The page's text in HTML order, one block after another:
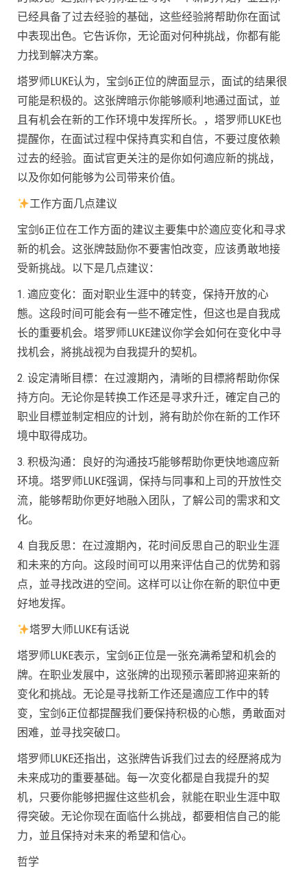
已经具备了过去经验的基础，这些经验將帮助你在面试
中表现出色。它告诉你，无论面对何种挑战，你都有能
力找到解决方案。
塔罗师LUKE认为，宝剑6正位的牌面显示，面试的结果很
可能是积极的。这张牌暗示你能够顺利地通过面试，並
且有机会在新的工作环境中发挥所长。，塔罗师LUKE也
提醒你，在面试过程中保持真实和自信，不要过度依赖
过去的经验。面试官更关注的是你如何適应新的挑战，
以及你如何能够为公司带来价值。
工作方面几点建议
宝剑6正位在工作方面的建议主要集中於適应变化和寻求
新的机会。这张牌鼓励你不要害怕改变，应该勇敢地接
受新挑战。以下是几点建议：
1. 適应变化：面对职业生涯中的转变，保持开放的心
態。这段时间可能会有一些不確定性，但这也是自我成
长的重要机会。塔罗师LUKE建议你学会如何在变化中寻
找机会，將挑战视为自我提升的契机。
2. 设定清晰目標：在过渡期內，清晰的目標將帮助你保
持方向。无论你是转换工作还是寻求升迁，確定自己的
职业目標並制定相应的计划，將有助於你在新的工作环
境中取得成功。
3. 积极沟通：良好的沟通技巧能够帮助你更快地適应新
环境。塔罗师LUKE强调，保持与同事和上司的开放性交
流，能够帮助你更好地融入团队，了解公司的需求和文
化。
4. 自我反思：在过渡期內，花时间反思自己的职业生涯
和未来的方向。这段时间可以用来评估自己的优势和弱
点，並寻找改进的空间。这样可以让你在新的职位中更
好地发挥。
塔罗大师LUKE有话说
塔罗师LUKE表示，宝剑6正位是一张充满希望和机会的
牌。在职业发展中，这张牌的出现预示著即將迎来新的
变化和挑战。无论是寻找新工作还是適应工作中的转
变，宝剑6正位都提醒我们要保持积极的心態，勇敢面对
困难，並寻找突破口。
塔罗师LUKE还指出，这张牌告诉我们过去的经歷將成为
未来成功的重要基础。每一次变化都是自我提升的契
机，只要你能够把握住这些机会，就能在职业生涯中取
得突破。无论你现在面临什么挑战，都要相信自己的能
力，並且保持对未来的希望和信心。
哲学